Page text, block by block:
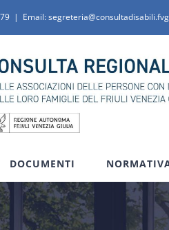
| Email:
DOCUMENTI